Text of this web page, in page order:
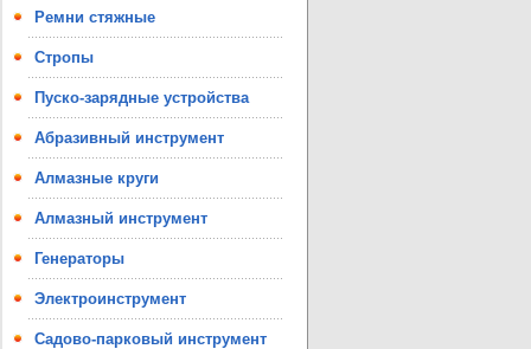
Ремни стяжные
Стропы
Пуско-зарядные устройства
Абразивный инструмент
Алмазные круги
Алмазный инструмент
Генераторы
Электроинструмент
Садово-парковый инструмент